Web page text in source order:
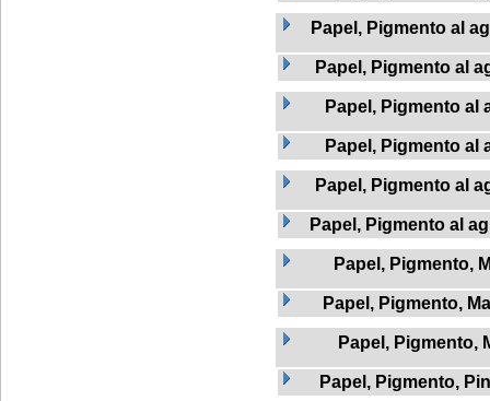
Papel, Pigmento al
Papel, Pigmento al
Papel, Pigmento al
Papel, Pigmento al
Papel, Pigmento al
Papel, Pigmento al
Papel, Pigmento,
Papel, Pigmento,
Papel, Pigmento,
Papel, Pigmento,